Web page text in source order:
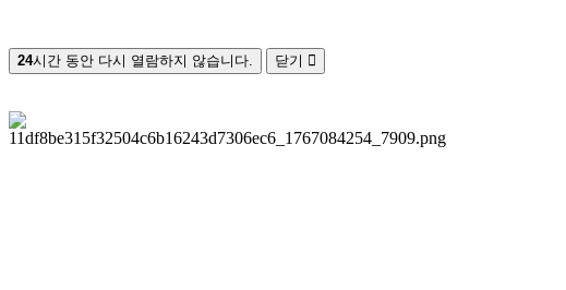
24시간 동안 다시 열람하지 않습니다. 닫기